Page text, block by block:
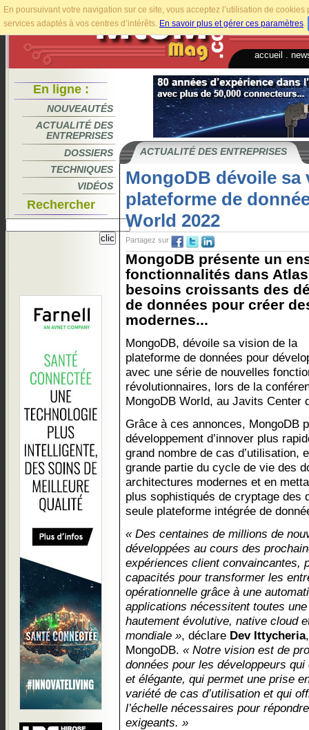
En poursuivant votre navigation sur ce site, vous acceptez l’utilisation de
services adaptés à vos centres d’intérêts. En savoir plus et gérer ces paramètres.
accueil
En ligne :
NOUVEAUTÉS
ACTUALITÉ DES
ENTREPRISES
DOSSIERS
TECHNIQUES
VIDÉOS
Rechercher
ACTUALITÉ DES ENTREPRISES
MongoDB dévoile sa
plateforme de
World 2022
Partagez sur
MongoDB présente un
fonctionnalités dans
besoins croissants des
de données pour créer
modernes...
MongoDB, dévoile sa vision de la
plateforme de données pour
avec une série de nouvelles
révolutionnaires, lors de la
MongoDB World, au Javits Center
Grâce à ces annonces, MongoDB
développement d’innover plus
grand nombre de cas d’utilisation,
grande partie du cycle de vie des
architectures modernes et en
plus sophistiqués de cryptage des
seule plateforme intégrée de
« Des centaines de millions de
développées au cours des
expériences client convaincantes,
capacités pour transformer les
opérationnelle grâce à une
applications nécessitent toutes
hautement évolutive, native cloud
mondiale », déclare Dev Ittycheria
MongoDB. « Notre vision est de
données pour les développeurs
et élégante, qui permet une prise
variété de cas d’utilisation et qui
l’échelle nécessaires pour
exigeants. »